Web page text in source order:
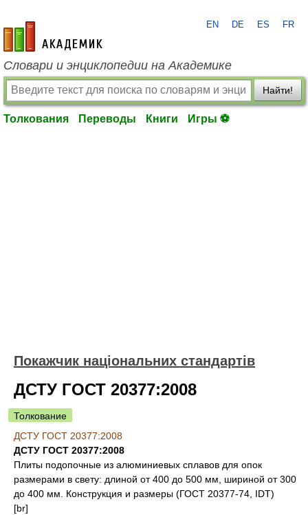
academic.ru
EN DE ES FR
Словари и энциклопедии на Академике
Найти!
Толкования Переводы Книги Игры ⚽
Покажчик національних стандартів
ДСТУ ГОСТ 20377:2008
Толкование
ДСТУ ГОСТ 20377:2008
ДСТУ ГОСТ 20377:2008
Плиты подопочные из алюминиевых сплавов для опок
размерами в свету: длиной от 400 до 500 мм, шириной от 300
до 400 мм. Конструкция и размеры (ГОСТ 20377-74, IDT)
[br]